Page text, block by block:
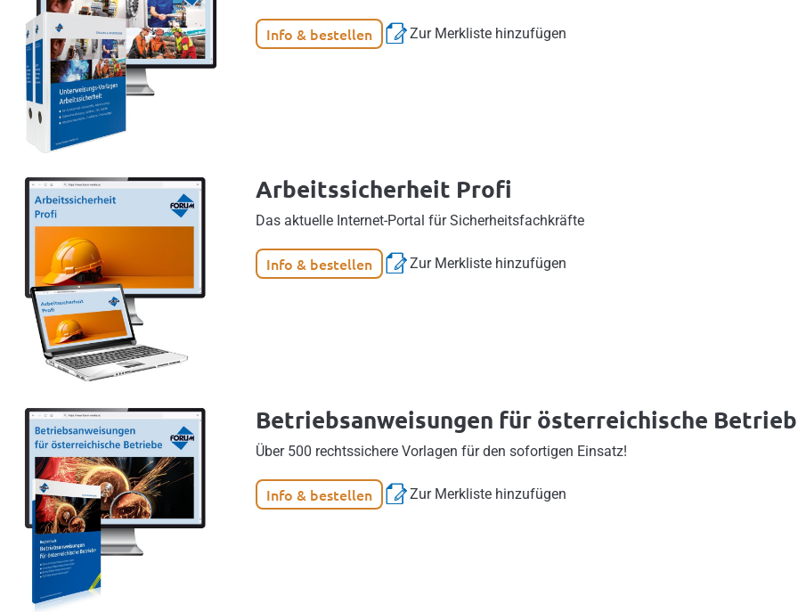
Info & bestellen Zur Merkliste hinzufügen
Arbeitssicherheit Profi
Das aktuelle Internet-Portal für Sicherheitsfachkräfte
Info & bestellen Zur Merkliste hinzufügen
Betriebsanweisungen für österreichische
Über 500 rechtssichere Vorlagen für den sofortigen Einsatz!
Info & bestellen Zur Merkliste hinzufügen